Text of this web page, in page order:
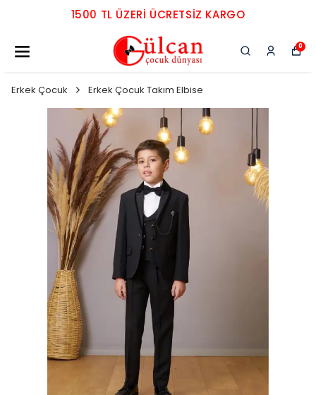
1500 TL ÜZERI ÜCRETSIZ KARGO
0
Erkek Çocuk Erkek Çocuk Takım Elbise